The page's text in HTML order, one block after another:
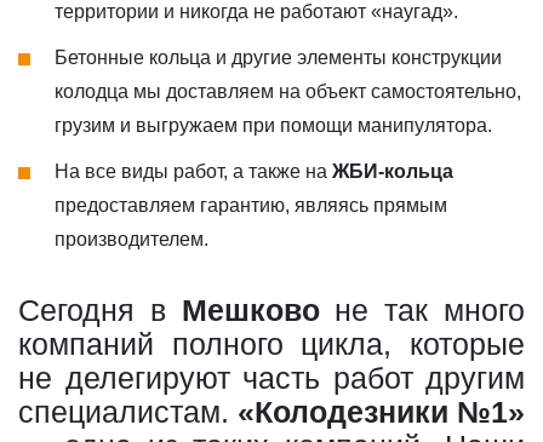
территории и никогда не работают «наугад».
Бетонные кольца и другие элементы конструкции
колодца мы доставляем на объект самостоятельно,
грузим и выгружаем при помощи манипулятора.
На все виды работ, а также на ЖБИ-кольца
предоставляем гарантию, являясь прямым
производителем.
Сегодня в Мешковоне так много
компаний полного цикла, которые
не делегируют часть работ другим
специалистам. «Колодезники №1»